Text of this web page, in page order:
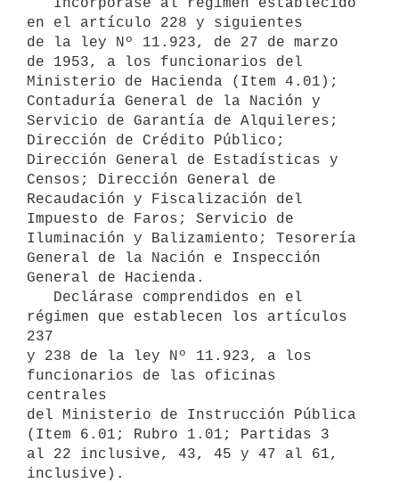
en el artículo 228 y siguientes
de la ley Nº 11.923, de 27 de marzo
de 1953, a los funcionarios del
Ministerio de Hacienda (Item 4.01);
Contaduría General de la Nación y
Servicio de Garantía de Alquileres;
Dirección de Crédito Público;
Dirección General de Estadísticas y
Censos; Dirección General de
Recaudación y Fiscalización del
Impuesto de Faros; Servicio de
Iluminación y Balizamiento; Tesorería
General de la Nación e Inspección
General de Hacienda.
régimen que establecen los artículos
237
y 238 de la ley Nº 11.923, a los
funcionarios de las oficinas
centrales
del Ministerio de Instrucción Pública
(Item 6.01; Rubro 1.01; Partidas 3
al 22 inclusive, 43, 45 y 47 al 61,
inclusive).